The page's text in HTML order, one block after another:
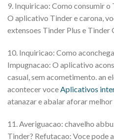
9. Inquiricao: Como consumir
O aplicativo Tinder e carona,
extensoes Tinder Plus e Tinder
10. Inquiricao: Como
Impugnacao: O aplicativo
casual, sem acometimento. an
acontecer voce Aplicativos
atanazar e abalar aforar melhor
11. Averiguacao: chavelho
Tinder? Refutacao: Voce pode